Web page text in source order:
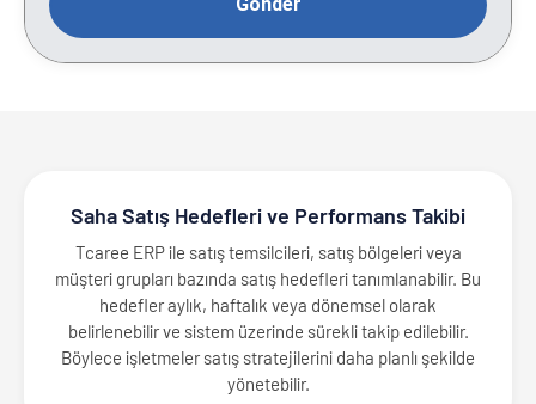
Saha Satış Hedefleri ve Performans Takibi
Tcaree ERP ile satış temsilcileri, satış bölgeleri veya
müşteri grupları bazında satış hedefleri tanımlanabilir. Bu
hedefler aylık, haftalık veya dönemsel olarak
belirlenebilir ve sistem üzerinde sürekli takip edilebilir.
Böylece işletmeler satış stratejilerini daha planlı şekilde
yönetebilir.